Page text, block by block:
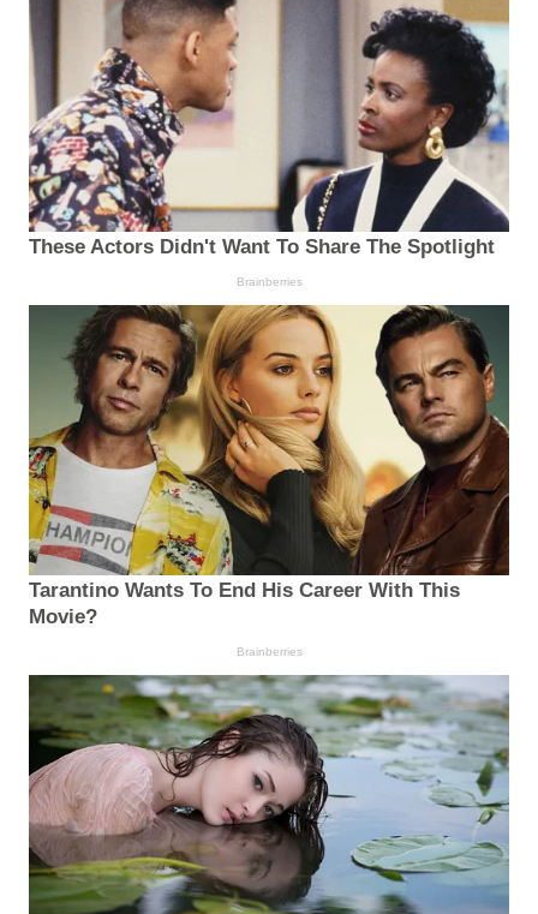
These Actors Didn't Want To Share The Spotlight
Brainberries
Tarantino Wants To End His Career With This
Movie?
Brainberries